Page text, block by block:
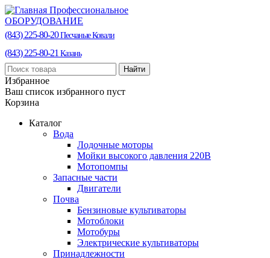
Профессиональное
ОБОРУДОВАНИЕ
(843) 225-80-20Песчаные Ковали
(843) 225-80-21 Казань
Найти
Избранное
Ваш список избранного пуст
Корзина
Каталог
Вода
Лодочные моторы
Мойки высокого давления 220В
Мотопомпы
Запасные части
Двигатели
Почва
Бензиновые культиваторы
Мотоблоки
Мотобуры
Электрические культиваторы
Принадлежности